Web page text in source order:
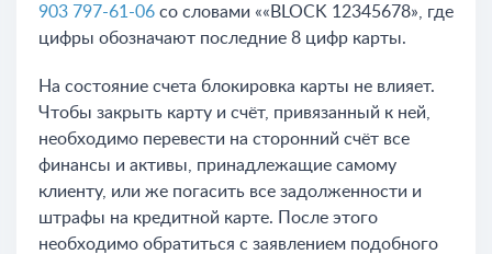
903 797-61-06 со словами ««BLOCK 12345678», где
цифры обозначают последние 8 цифр карты.
На состояние счета блокировка карты не влияет.
Чтобы закрыть карту и счёт, привязанный к ней,
необходимо перевести на сторонний счёт все
финансы и активы, принадлежащие самому
клиенту, или же погасить все задолженности и
штрафы на кредитной карте. После этого
необходимо обратиться с заявлением подобного